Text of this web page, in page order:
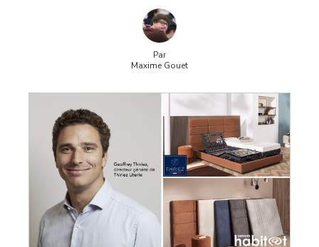
Par
Maxime Gouet